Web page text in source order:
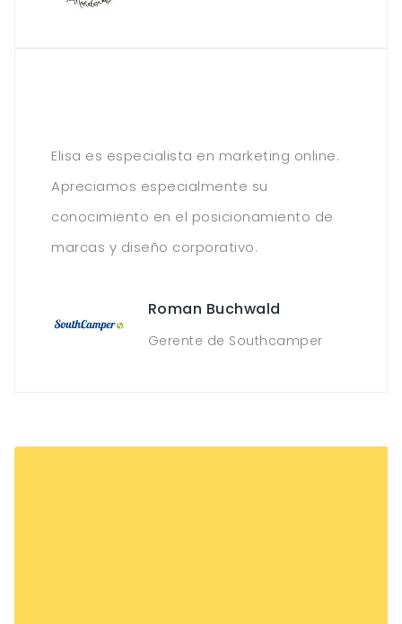
Elisa es especialista en marketing online.
Apreciamos especialmente su
conocimiento en el posicionamiento de
marcas y diseño corporativo.
Roman Buchwald
Gerente de Southcamper